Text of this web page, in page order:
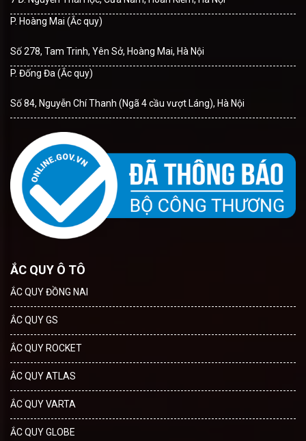
P. Hoàng Mai (Ắc quy)
Số 278, Tam Trinh, Yên Sở, Hoàng Mai, Hà Nội
P. Đống Đa (Ắc quy)
Số 84, Nguyễn Chí Thanh (Ngã 4 cầu vượt Láng), Hà Nội
ẮC QUY Ô TÔ
ẮC QUY ĐỒNG NAI
ẮC QUY GS
ẮC QUY ROCKET
ẮC QUY ATLAS
ẮC QUY VARTA
ẮC QUY GLOBE